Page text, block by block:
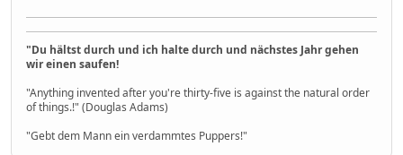
"Du hältst durch und ich halte durch und nächstes Jahr gehen
wir einen saufen!
"Anything invented after you're thirty-five is against the natural order
of things.!" (Douglas Adams)
"Gebt dem Mann ein verdammtes Puppers!"